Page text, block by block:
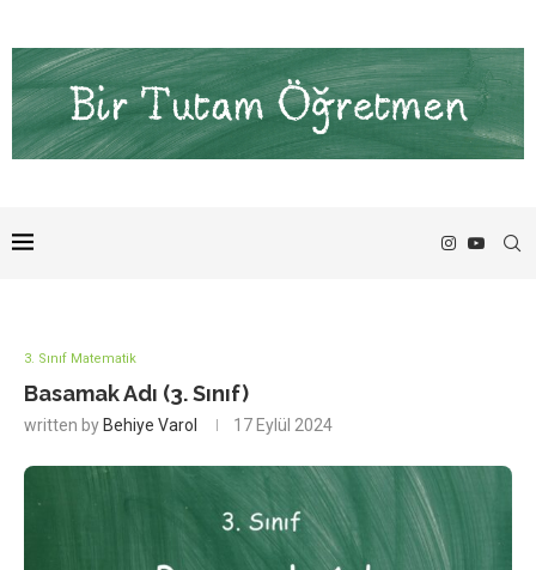
3. Sınıf Matematik
Basamak Adı (3. Sınıf)
written by Behiye Varol 17 Eylül 2024